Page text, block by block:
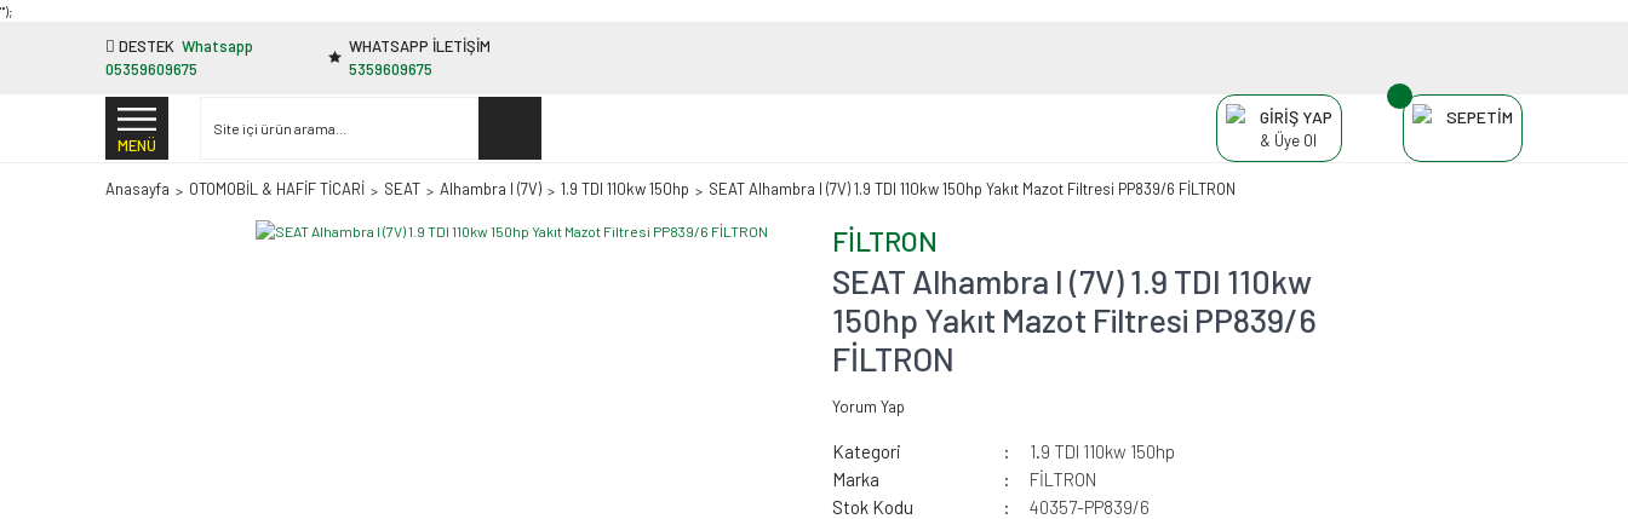
"');
DESTEK Whatsapp
05359609675
WHATSAPP İLETİŞİM
5359609675
MENÜ
GİRİŞ YAP
& Üye Ol
SEPETİM
Anasayfa OTOMOBİL & HAFİF TİCARİ SEAT Alhambra I (7V) 1.9 TDI 110kw 150hp SEAT Alhambra I (7V) 1.9 TDI 110kw 150hp Yakıt Mazot Filtresi PP839/6 FİLTRON
FİLTRON
SEAT Alhambra I (7V) 1.9 TDI 110kw
150hp Yakıt Mazot Filtresi PP839/6
FİLTRON
Yorum Yap
Kategori
1.9 TDI 110kw 150hp
Marka
FİLTRON
Stok Kodu
40357-PP839/6